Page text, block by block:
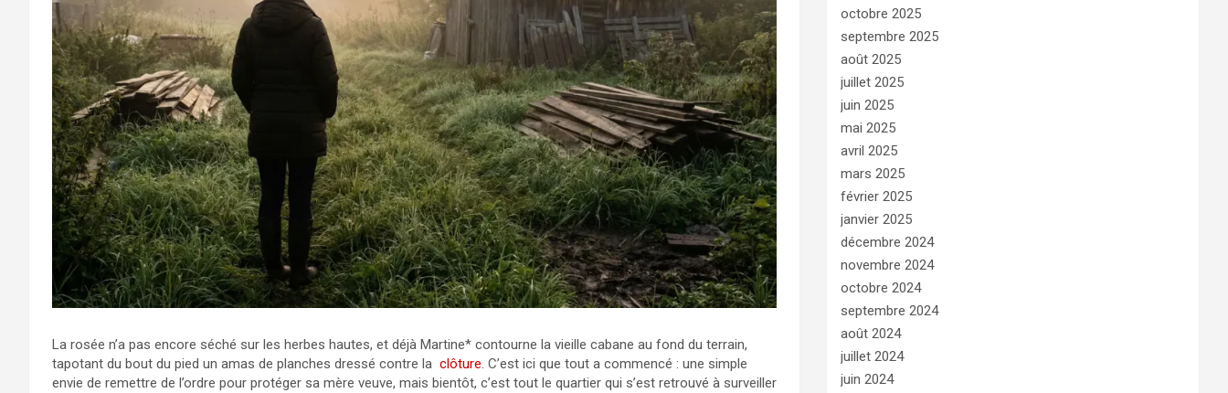
La rosée n’a pas encore séché sur les herbes hautes, et déjà Martine* contourne la vieille cabane au fond du terrain,
tapotant du bout du pied un amas de planches dressé contre la clôture. C’est ici que tout a commencé : une simple
envie de remettre de l’ordre pour protéger sa mère veuve, mais bientôt, c’est tout le quartier qui s’est retrouvé à surveiller
octobre 2025
septembre 2025
août 2025
juillet 2025
juin 2025
mai 2025
avril 2025
mars 2025
février 2025
janvier 2025
décembre 2024
novembre 2024
octobre 2024
septembre 2024
août 2024
juillet 2024
juin 2024